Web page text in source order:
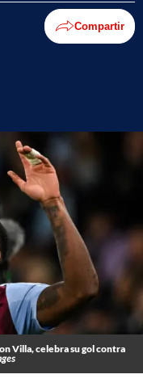
Compartir
Villa, celebra su gol contra